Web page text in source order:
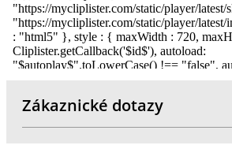
Zákaznické dotazy